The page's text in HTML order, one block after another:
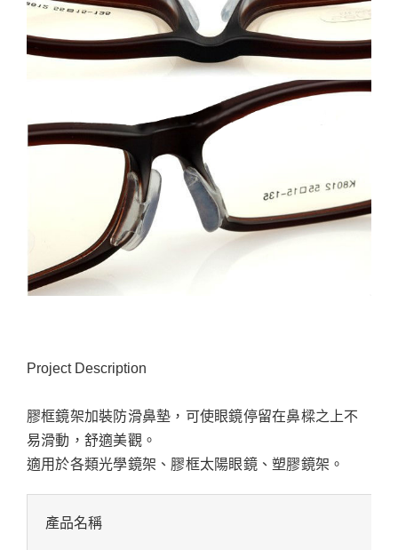
Image
Project Description
膠框鏡架加裝防滑鼻墊，可使眼鏡停留在鼻樑之上不
易滑動，舒適美觀。
適用於各類光學鏡架、膠框太陽眼鏡、塑膠鏡架。
產品名稱